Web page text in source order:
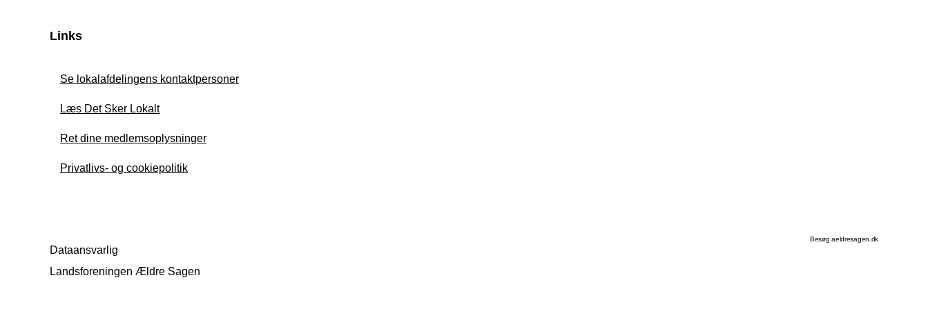
Links
Se lokalafdelingens kontaktpersoner
Læs Det Sker Lokalt
Ret dine medlemsoplysninger
Privatlivs- og cookiepolitik
Dataansvarlig
Landsforeningen Ældre Sagen
Besøg aeldresagen.dk